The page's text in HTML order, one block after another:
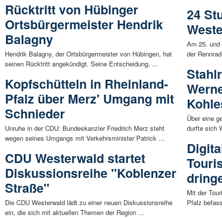
Rücktritt von Hübinger
Ortsbürgermeister Hendrik
Balagny
Hendrik Balagny, der Ortsbürgermeister von Hübingen, hat
seinen Rücktritt angekündigt. Seine Entscheidung, ...
Kopfschütteln in Rheinland-
Pfalz über Merz' Umgang mit
Schnieder
Unruhe in der CDU: Bundeskanzler Friedrich Merz steht
wegen seines Umgangs mit Verkehrsminister Patrick ...
CDU Westerwald startet
Diskussionsreihe "Koblenzer
Straße"
Die CDU Westerwald lädt zu einer neuen Diskussionsreihe
ein, die sich mit aktuellen Themen der Region ...
24
Am 25.
der
Über eine
durfte sich
Mit der
Pfalz